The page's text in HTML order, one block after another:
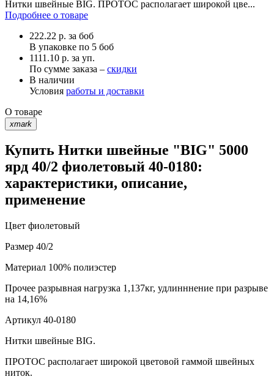
Нитки швейные BIG. ПРОТОС располагает широкой цве...
Подробнее о товаре
222.22 р. за боб
В упаковке по 5 боб
1111.10 р. за уп.
По сумме заказа – скидки
В наличии
Условия работы и доставки
О товаре
xmark
Купить Нитки швейные "BIG" 5000
ярд 40/2 фиолетовый 40-0180:
характеристики, описание,
применение
Цвет фиолетовый
Размер 40/2
Материал 100% полиэстер
Прочее разрывная нагрузка 1,137кг, удлинннение при разрыве
на 14,16%
Артикул 40-0180
Нитки швейные BIG.
ПРОТОС располагает широкой цветовой гаммой швейных
ниток.